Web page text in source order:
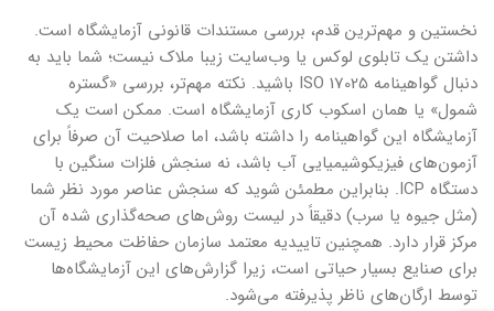
نخستین و مهم‌ترین قدم، بررسی مستندات قانونی آزمایشگاه است.
داشتن یک تابلوی لوکس یا وب‌سایت زیبا ملاک نیست؛ شما باید به
دنبال گواهینامه ISO 17025 باشید. نکته مهم‌تر، بررسی «گستره
شمول» یا همان اسکوب کاری آزمایشگاه است. ممکن است یک
آزمایشگاه این گواهینامه را داشته باشد، اما صلاحیت آن صرفاً برای
آزمون‌های فیزیکوشیمیایی آب باشد، نه سنجش فلزات سنگین با
دستگاه ICP. بنابراین مطمئن شوید که سنجش عناصر مورد نظر شما
(مثل جیوه یا سرب) دقیقاً در لیست روش‌های صحه‌گذاری شده آن
مرکز قرار دارد. همچنین تاییدیه معتمد سازمان حفاظت محیط زیست
برای صنایع بسیار حیاتی است، زیرا گزارش‌های این آزمایشگاه‌ها
توسط ارگان‌های ناظر پذیرفته می‌شود.